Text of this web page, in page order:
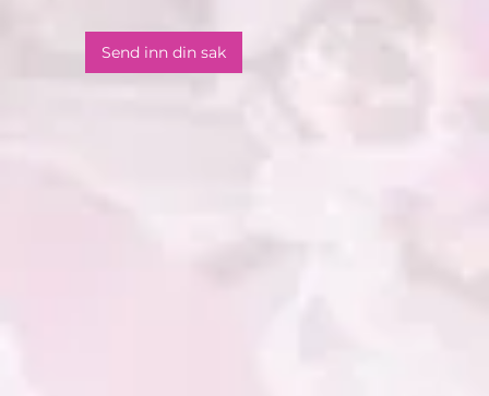
Send inn din sak